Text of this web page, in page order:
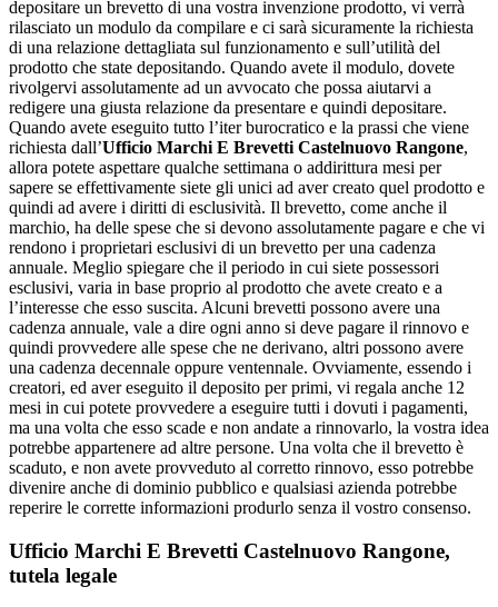
depositare un brevetto di una vostra invenzione prodotto, vi verrà
rilasciato un modulo da compilare e ci sarà sicuramente la richiesta
di una relazione dettagliata sul funzionamento e sull’utilità del
prodotto che state depositando. Quando avete il modulo, dovete
rivolgervi assolutamente ad un avvocato che possa aiutarvi a
redigere una giusta relazione da presentare e quindi depositare.
Quando avete eseguito tutto l’iter burocratico e la prassi che viene
richiesta dall’Ufficio Marchi E Brevetti Castelnuovo Rangone,
allora potete aspettare qualche settimana o addirittura mesi per
sapere se effettivamente siete gli unici ad aver creato quel prodotto e
quindi ad avere i diritti di esclusività. Il brevetto, come anche il
marchio, ha delle spese che si devono assolutamente pagare e che vi
rendono i proprietari esclusivi di un brevetto per una cadenza
annuale. Meglio spiegare che il periodo in cui siete possessori
esclusivi, varia in base proprio al prodotto che avete creato e a
l’interesse che esso suscita. Alcuni brevetti possono avere una
cadenza annuale, vale a dire ogni anno si deve pagare il rinnovo e
quindi provvedere alle spese che ne derivano, altri possono avere
una cadenza decennale oppure ventennale. Ovviamente, essendo i
creatori, ed aver eseguito il deposito per primi, vi regala anche 12
mesi in cui potete provvedere a eseguire tutti i dovuti i pagamenti,
ma una volta che esso scade e non andate a rinnovarlo, la vostra idea
potrebbe appartenere ad altre persone. Una volta che il brevetto è
scaduto, e non avete provveduto al corretto rinnovo, esso potrebbe
divenire anche di dominio pubblico e qualsiasi azienda potrebbe
reperire le corrette informazioni produrlo senza il vostro consenso.
Ufficio Marchi E Brevetti Castelnuovo Rangone,
tutela legale